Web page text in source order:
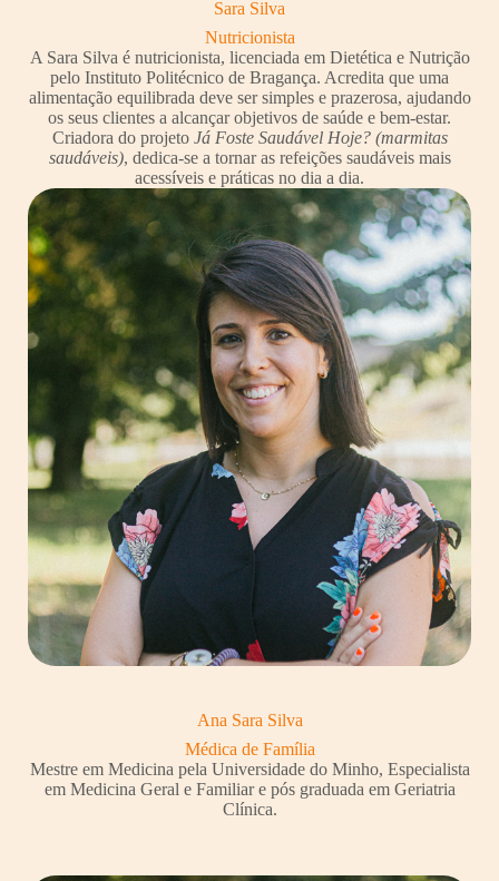
Sara Silva
Nutricionista
A Sara Silva é nutricionista, licenciada em Dietética e Nutrição
pelo Instituto Politécnico de Bragança. Acredita que uma
alimentação equilibrada deve ser simples e prazerosa, ajudando
os seus clientes a alcançar objetivos de saúde e bem-estar.
Criadora do projeto Já Foste Saudável Hoje? (marmitas
saudáveis), dedica-se a tornar as refeições saudáveis mais
acessíveis e práticas no dia a dia.
Ana Sara Silva
Médica de Família
Mestre em Medicina pela Universidade do Minho, Especialista
em Medicina Geral e Familiar e pós graduada em Geriatria
Clínica.